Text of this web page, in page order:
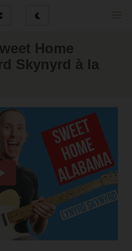
Home
Skynyrd à la